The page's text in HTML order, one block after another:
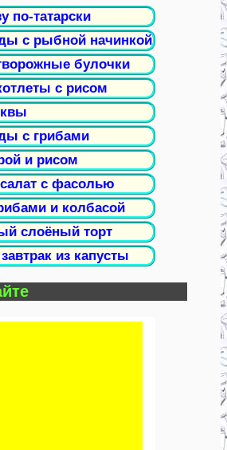
по-татарски
с рыбной начинкой
булочки
с рисом
с грибами
и рисом
с фасолью
и колбасой
слоёный торт
из капусты